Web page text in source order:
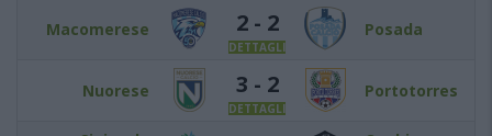
Macomerese 2 - 2
DETTAGLI
Posada
Nuorese 3 - 2
DETTAGLI
Portotorres